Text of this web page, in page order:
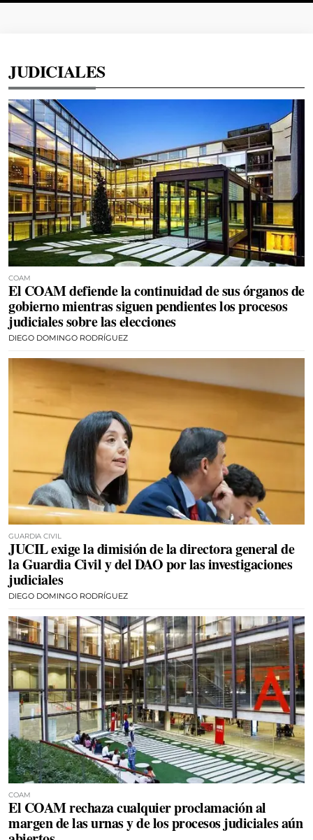
JUDICIALES
COAM
El COAM defiende la continuidad de sus órganos de
gobierno mientras siguen pendientes los procesos
judiciales sobre las elecciones
DIEGO DOMINGO RODRÍGUEZ
GUARDIA CIVIL
JUCIL exige la dimisión de la directora general de
la Guardia Civil y del DAO por las investigaciones
judiciales
DIEGO DOMINGO RODRÍGUEZ
COAM
El COAM rechaza cualquier proclamación al
margen de las urnas y de los procesos judiciales aún